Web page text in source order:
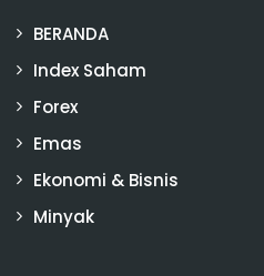
BERANDA
Index Saham
Forex
Emas
Ekonomi & Bisnis
Minyak